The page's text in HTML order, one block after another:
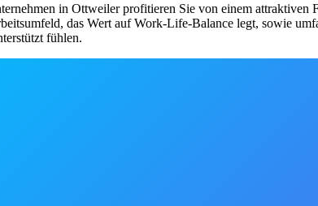
in Ottweiler profitieren Sie von einem
das Wert auf Work-Life-Balance legt, sowie
fühlen.